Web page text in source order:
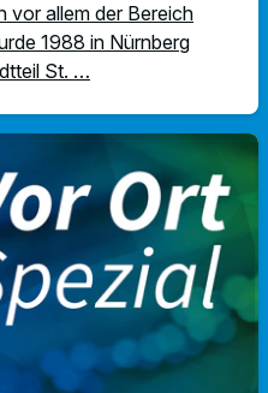
vor allem der Bereich
1988 in Nürnberg
St. …